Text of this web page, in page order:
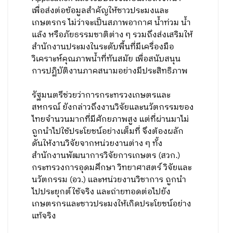
เพื่อส่งต่อข้อมูลสำคัญให้ชาวประมงและ
เกษตรกร ไม่ว่าจะเป็นสภาพอากาศ น้ำท่วม น้ำ
แล้ง หรือภัยธรรมชาติต่าง ๆ รวมถึงส่งเสริมให้
สำนักงานประมงในระดับพื้นที่มีเครื่องมือ
วิเคราะห์คุณภาพน้ำที่ทันสมัย เพื่อสนับสนุน
การปฏิบัติงานภาคสนามอย่างมีประสิทธิภาพ
รัฐมนตรีช่วยว่าการกระทรวงเกษตรและ
สหกรณ์ ยังกล่าวถึงงานวิจัยและนวัตกรรมของ
ไทยจำนวนมากที่มีศักยภาพสูง แต่ที่ผ่านมาไม่
ถูกนำไปใช้ประโยชน์อย่างเต็มที่ จึงต้องผลัก
ดันให้งานวิจัยจากหน่วยงานต่าง ๆ ทั้ง
สำนักงานพัฒนาการวิจัยการเกษตร (สวก.)
กระทรวงการอุดมศึกษา วิทยาศาสตร์ วิจัยและ
นวัตกรรม (อว.) และหน่วยงานวิชาการ ถูกนำ
ไปประยุกต์ใช้จริง และถ่ายทอดต่อไปยัง
เกษตรกรและชาวประมงให้เกิดประโยชน์อย่าง
แท้จริง